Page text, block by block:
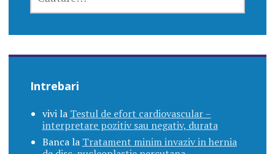
DUPĂ:
Intrebari
vivila Testul de efort cardiovascular –
interpretare pozitiv sau negativ, durata
Bancala Tratament minim invaziv in hernia